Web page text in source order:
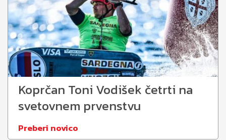
Koprčan Toni Vodišek četrti na
svetovnem prvenstvu
Preberi novico